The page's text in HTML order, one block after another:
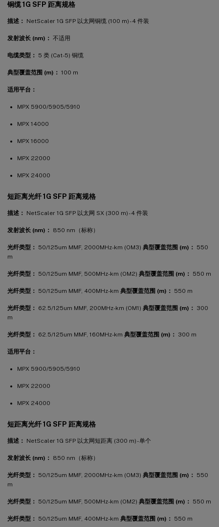
铜缆 1G SFP 距离规格
描述： NetScaler 1G SFP 以太网铜缆 (100 m) - 4 件装
发射波长 (nm)： 不适用
电缆类型： 5 类 (Cat-5) 铜缆
典型覆盖范围 (m)： 100 m
适用平台：
MPX 5900/5905/5910
MPX 14000
MPX 16000
MPX 22000
MPX 24000
短距离光纤 1G SFP 距离规格
描述： NetScaler 1G SFP 以太网 SX (300 m) - 4 件装
发射波长 (nm)： 850 nm（标称）
光纤类型： 50/125um MMF, 2000MHz-km (OM3) 典型覆盖范围 (m)：
550
m
光纤类型： 50/125um MMF, 500MHz-km (OM2) 典型覆盖范围 (m)： 550 m
光纤类型： 50/125um MMF, 400MHz-km 典型覆盖范围 (m)： 550 m
光纤类型： 62.5/125um MMF, 200MHz-km (OM1) 典型覆盖范围 (m)：
300
m
光纤类型： 62.5/125um MMF, 160MHz-km 典型覆盖范围 (m)： 300 m
适用平台：
MPX 5900/5905/5910
MPX 22000
MPX 24000
短距离光纤 1G SFP 距离规格
描述： NetScaler 1G SFP 以太网短距离 (300 m) - 单个
发射波长 (nm)： 850 nm（标称）
光纤类型： 50/125um MMF, 2000MHz-km (OM3) 典型覆盖范围 (m)：
550
m
光纤类型： 50/125um MMF, 500MHz-km (OM2) 典型覆盖范围 (m)： 550 m
光纤类型： 50/125um MMF, 400MHz-km 典型覆盖范围 (m)： 550 m